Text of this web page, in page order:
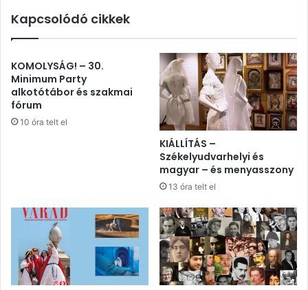
Kapcsolódó cikkek
KOMOLYSÁG! – 30.
Minimum Party
alkotótábor és szakmai
fórum
10 óra telt el
KIÁLLÍTÁS –
Székelyudvarhelyi és
magyar – és menyasszony
13 óra telt el